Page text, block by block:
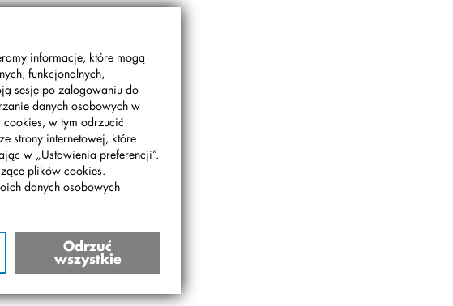
informacje, które mogą
funkcjonalnych,
sesję po zalogowaniu do
danych osobowych w
w tym odrzucić
strony internetowej, które
w „Ustawienia preferencji”.
plików cookies.
danych osobowych
Odrzuć
wszystkie